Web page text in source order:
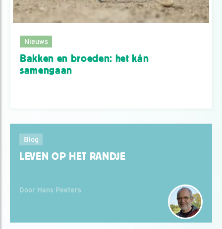
Nieuws
Bakken en broeden: het kán
samengaan
Blog
LEVEN OP HET RANDJE
Door Hans Peeters